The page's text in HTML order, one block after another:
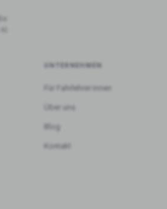
UNTERNEHMEN
Für Fahrlehrer:innen
Über uns
Blog
Kontakt